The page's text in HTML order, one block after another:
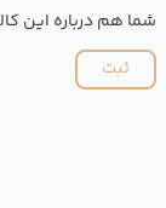
شما هم درباره این
ثبت